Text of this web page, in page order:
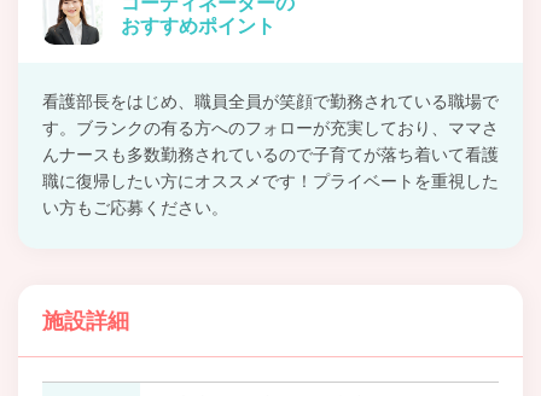
おすすめポイント
看護部長をはじめ、職員全員が笑顔で勤務されている職場で
す。ブランクの有る方へのフォローが充実しており、ママさ
んナースも多数勤務されているので子育てが落ち着いて看護
職に復帰したい方にオススメです！プライベートを重視した
い方もご応募ください。
施設詳細